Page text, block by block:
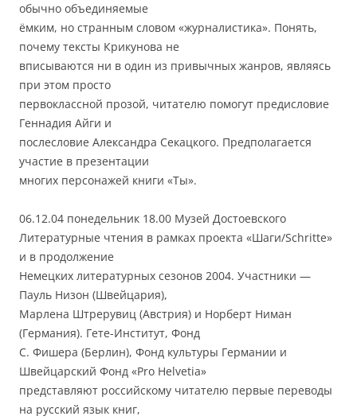
обычно объединяемые
ёмким, но странным словом «журналистика». Понять,
почему тексты Крикунова не
вписываются ни в один из привычных жанров, являясь
при этом просто
первоклассной прозой, читателю помогут предисловие
Геннадия Айги и
послесловие Александра Секацкого. Предполагается
участие в презентации
многих персонажей книги «Ты».
06.12.04 понедельник 18.00 Музей Достоевского
Литературные чтения в рамках проекта «Шаги/Schritte»
и в продолжение
Немецких литературных сезонов 2004. Участники —
Пауль Низон (Швейцария),
Марлена Штрерувиц (Австрия) и Норберт Ниман
(Германия). Гете-Институт, Фонд
С. Фишера (Берлин), Фонд культуры Германии и
Швейцарский Фонд «Pro Helvetia»
представляют российскому читателю первые переводы
на русский язык книг,